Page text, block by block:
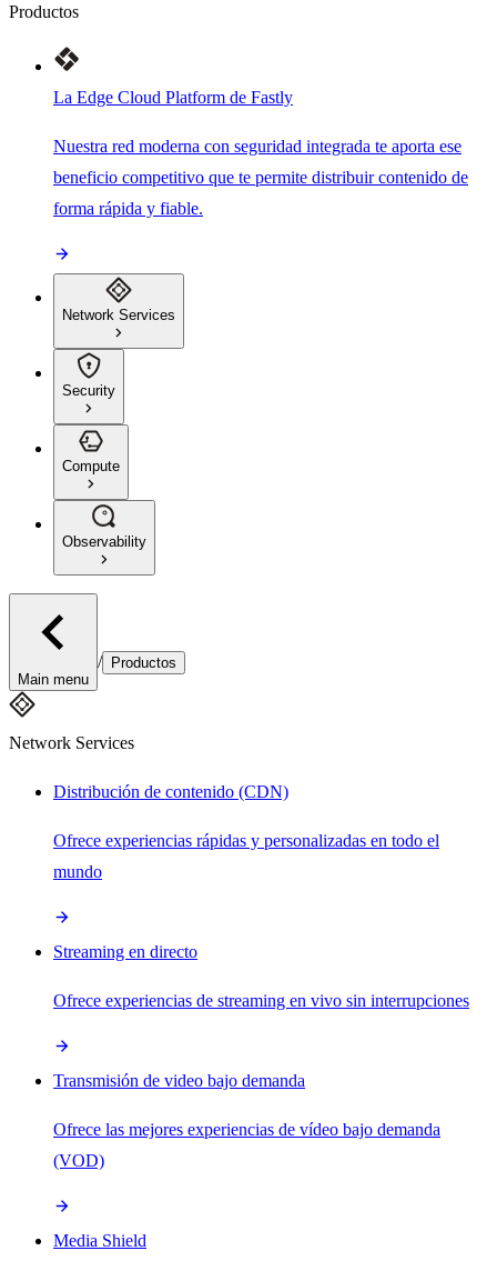
Productos
La Edge Cloud Platform de Fastly
Nuestra red moderna con seguridad integrada te aporta ese
beneficio competitivo que te permite distribuir contenido de
forma rápida y fiable.
Network Services
Security
Compute
Observability
Main menu
/ Productos
Network Services
Distribución de contenido (CDN)
Ofrece experiencias rápidas y personalizadas en todo el
mundo
Streaming en directo
Ofrece experiencias de streaming en vivo sin interrupciones
Transmisión de video bajo demanda
Ofrece las mejores experiencias de vídeo bajo demanda
(VOD)
Media Shield